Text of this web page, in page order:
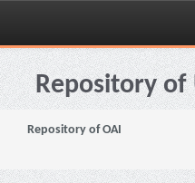
Skip
navigationRepository of
Repository of OAI